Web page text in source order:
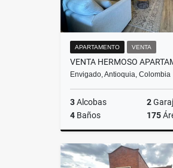
APARTAMENTO VENTA
Envigado, Antioquia, Colombia
3Alcobas 2
4 Baños 175